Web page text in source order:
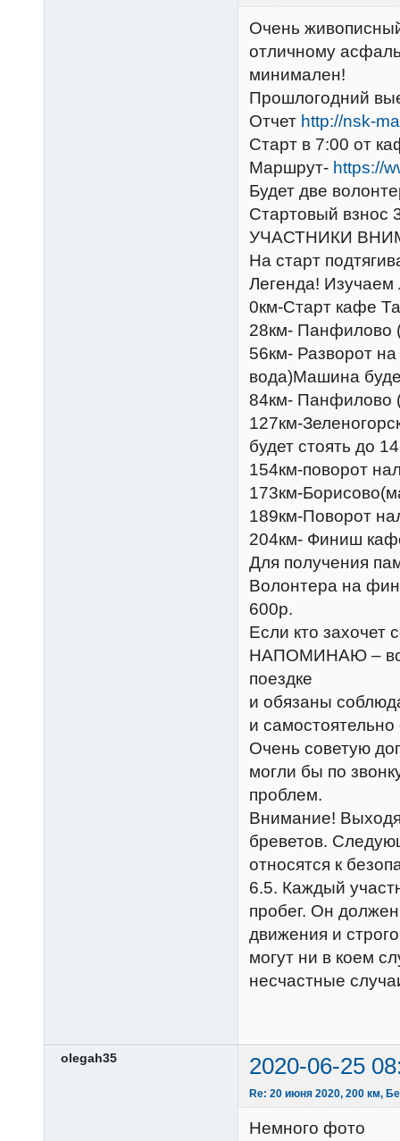
Очень
отличному
минимален!
Прошлогодний
Отчет http://nsk-
Старт в 7:00 от
Маршрут- https://
Будет две
Стартовый взнос
УЧАСТНИКИ
На старт
Легенда! Изучаем
0км-Старт кафе
28км- Панфилово
56км- Разворот
вода)Машина
84км- Панфилово
127км-
будет стоять до
154км-поворот
173км-
189км-Поворот
204км- Финиш
Для получения
Волонтера на
600р.
Если кто
НАПОМИНАЮ – все
поездке
и обязаны
и
Очень советую
могли бы по
проблем.
Внимание!
бреветов.
относятся к
6.5. Каждый
пробег. Он
движения и
могут ни в коем
несчастные
olegah35 2020-06-25
Re: 20 июня 2020, 200 км,
Немного фото